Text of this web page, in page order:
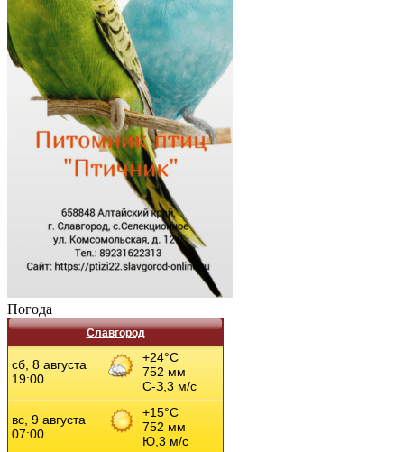
Погода
Славгород